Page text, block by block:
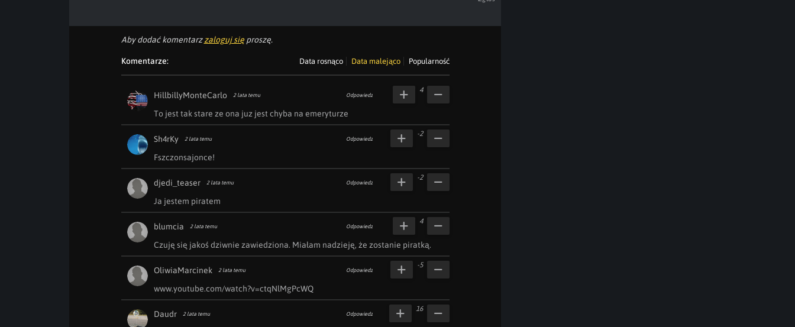
Aby dodać komentarzzaloguj sięproszę.
Komentarze: Data rosnąco Data malejąco Popularność
HillbillyMonteCarlo 2 lata temu Odpowiedz
To jest tak stare ze ona juz jest chyba na emeryturze
4
Sh4rKy 2 lata temu Odpowiedz
Fszczonsajonce!
-2
djedi_teaser 2 lata temu Odpowiedz
Ja jestem piratem
-2
blumcia 2 lata temu Odpowiedz
Czuję się jakoś dziwnie zawiedziona. Miałam nadzieję, że zostanie piratką.
4
OliwiaMarcinek 2 lata temu Odpowiedz
www.youtube.com/watch?v=ctqNlMgPcWQ
-5
Daudr 2 lata temu Odpowiedz
16